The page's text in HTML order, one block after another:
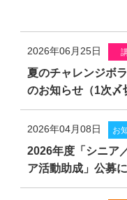
2026年06月25日
夏のチャレンジボ
のお知らせ（1次〆
2026年04月08日 お
2026年度「シニア
ア活動助成」公募